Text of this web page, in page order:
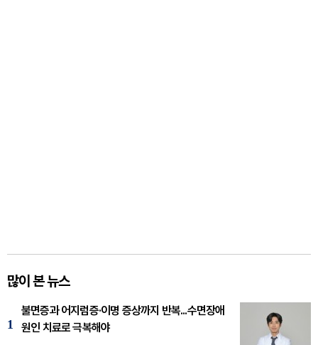
많이 본 뉴스
1
불면증과 어지럼증·이명 증상까지 반복...수면장애
원인 치료로 극복해야